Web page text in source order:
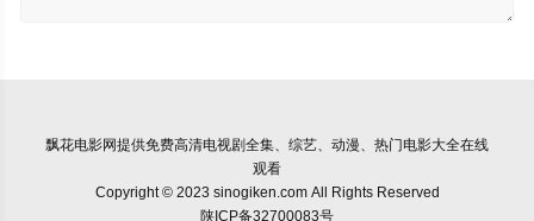
飘花电影网提供免费高清电视剧全集、综艺、动漫、热门电影大全在线
观看
Copyright © 2023 sinogiken.com All Rights Reserved
陕ICP备32700083号